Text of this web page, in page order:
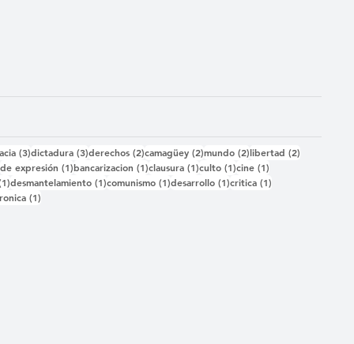
(3)3 entradas
dictadura (3)3 entradas
derechos (2)2 entradas
camagüey (2)2 entradas
mundo (2)2 entradas
libertad (2)
2 entradas
de expresión (1)1 entrada
bancarizacion (1)1 entrada
clausura (1)1 entrada
culto (1)1 entrada
cine (1)
1 entrada
desmantelamiento (1)1 entrada
comunismo (1)1 entrada
desarrollo (1)1 entrada
critica (1)
entrada(1)